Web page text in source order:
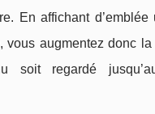
En affichant d’emblée
vous augmentez donc
soit regardé